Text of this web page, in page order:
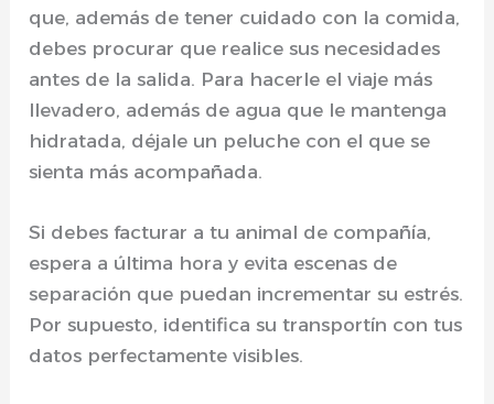
que, además de tener cuidado con la comida,
debes procurar que realice sus necesidades
antes de la salida. Para hacerle el viaje más
llevadero, además de agua que le mantenga
hidratada, déjale un peluche con el que se
sienta más acompañada.
Si debes facturar a tu animal de compañía,
espera a última hora y evita escenas de
separación que puedan incrementar su estrés.
Por supuesto, identifica su transportín con tus
datos perfectamente visibles.